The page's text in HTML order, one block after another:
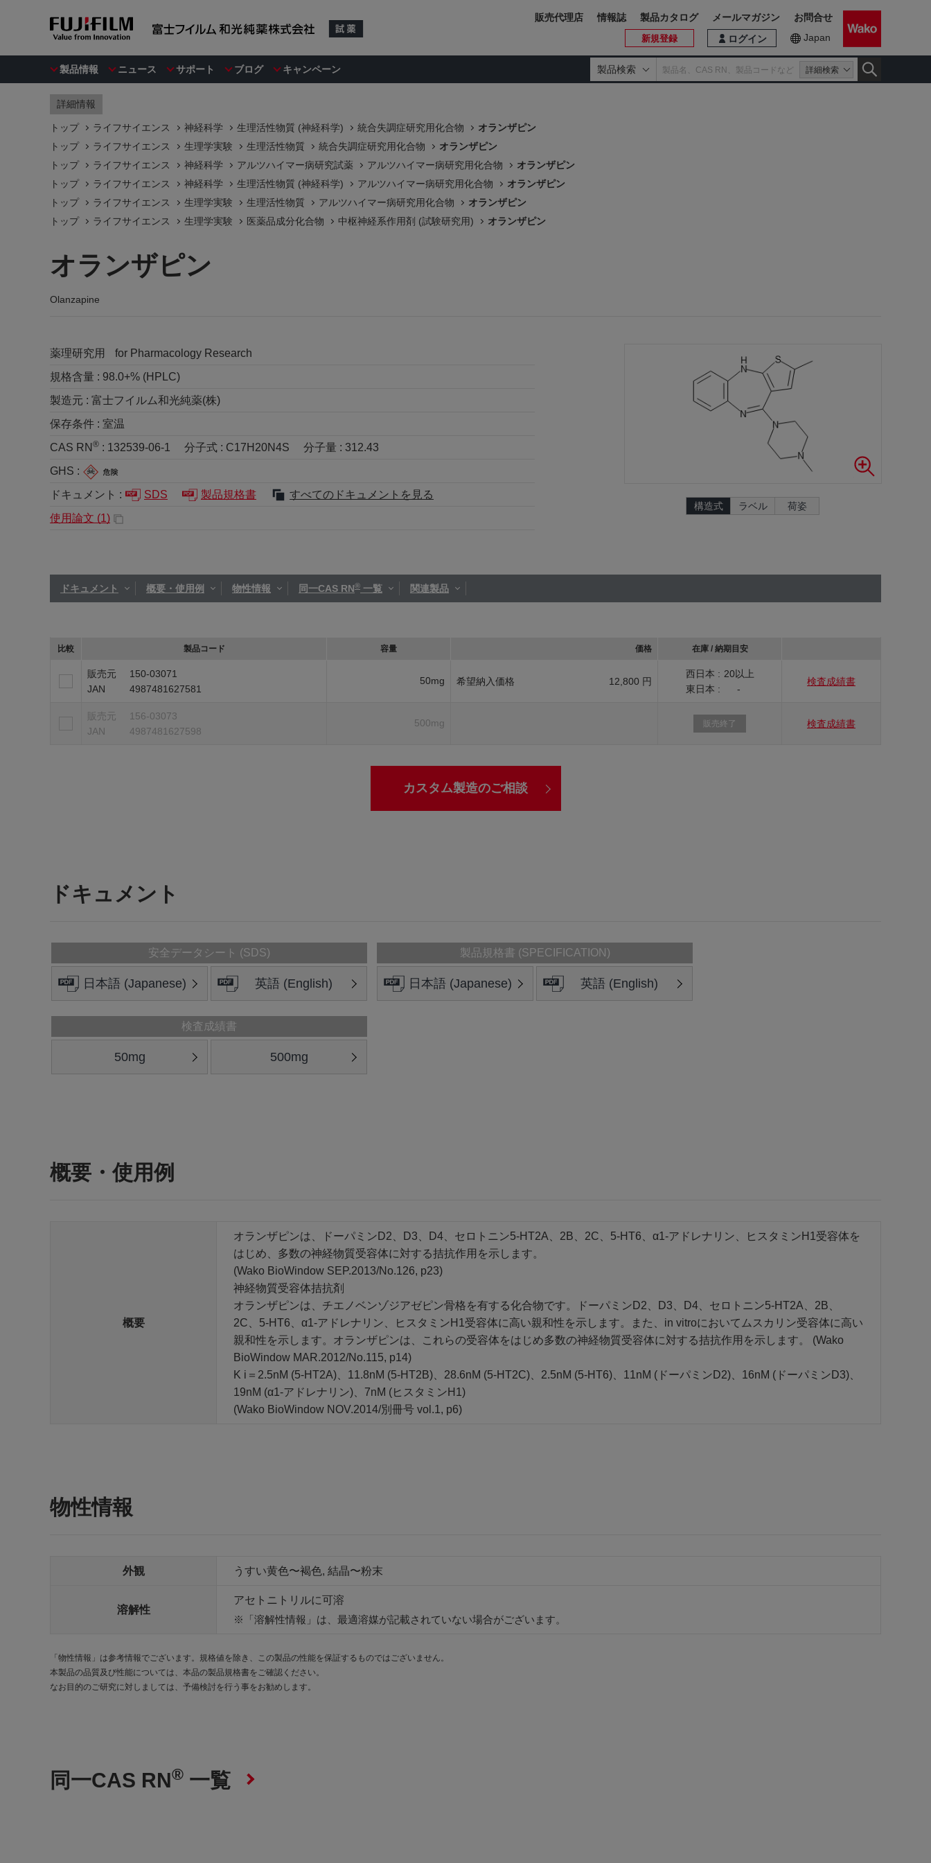
製品情報 ニュース サポート ブログ キャンペーン 製品検索 詳細検索
ログイン
新規登録 Japan
販売代理店 情報誌 製品カタログ メールマガジン お問合せ
詳細情報
トップ ライフサイエンス 神経科学 生理活性物質 (神経科学) 統合失調症研究用化合物
オランザピン
トップ
ライフサイエンス 生理学実験 生理活性物質 統合失調症研究用化合物
オランザピン
トップ
ライフサイエンス 神経科学 アルツハイマー病研究試薬 アルツハイマー病研究用化合物
オランザピン
トップ
ライフサイエンス 神経科学 生理活性物質 (神経科学) アルツハイマー病研究用化合物
オランザピン
トップ
ライフサイエンス 生理学実験 生理活性物質 アルツハイマー病研究用化合物
オランザピン
トップ
ライフサイエンス 生理学実験 医薬品成分化合物 中枢神経系作用剤 (試験研究用) オランザピン
オランザピン
Olanzapine
薬理研究用
for Pharmacology Research
規格含量 : 98.0+% (HPLC)
製造元 : 富士フイルム和光純薬(株)
保存条件 : 室温
CAS RN ® : 132539-06-1 分子式 : C17H20N4S 分子量 : 312.43
GHS :
ドキュメント :
SDS 製品規格書
すべてのドキュメントを見る
使用論文 (1)
構造式 ラベル 荷姿
ドキュメント 概要・使用例 物性情報 同一CAS RN® 一覧 関連製品
比較 製品コード 容量 価格 在庫 / 納期目安
販売元
150-03071
JAN
4987481627581
50mg 希望納入価格 12,800 円
西日本 : 20以上
東日本 :
-
検査成績書
販売元
156-03073
JAN
4987481627598
500mg 販売終了 検査成績書
カスタム製造のご相談
ドキュメント
安全データシート (SDS)
日本語 (Japanese) 英語 (English)
製品規格書 (SPECIFICATION)
日本語 (Japanese) 英語 (English)
検査成績書
50mg 500mg
概要・使用例
概要
オランザピンは、ドーパミンD2、D3、D4、セロトニン5-HT2A、2B、2C、5-HT6、α1-アドレナリン、ヒスタミンH1受容体を
はじめ、多数の神経物質受容体に対する拮抗作用を示します。
(Wako BioWindow SEP.2013/No.126, p23)
神経物質受容体拮抗剤
オランザピンは、チエノベンゾジアゼピン骨格を有する化合物です。ドーパミンD2、D3、D4、セロトニン5-HT2A、2B、
2C、5-HT6、α1-アドレナリン、ヒスタミンH1受容体に高い親和性を示します。また、in vitroにおいてムスカリン受容体に高い
親和性を示します。オランザピンは、これらの受容体をはじめ多数の神経物質受容体に対する拮抗作用を示します。 (Wako
BioWindow MAR.2012/No.115, p14)
K i＝2.5nM (5-HT2A)、11.8nM (5-HT2B)、28.6nM (5-HT2C)、2.5nM (5-HT6)、11nM (ドーパミンD2)、16nM (ドーパミンD3)、
19nM (α1-アドレナリン)、7nM (ヒスタミンH1)
(Wako BioWindow NOV.2014/別冊号 vol.1, p6)
物性情報
外観 うすい黄色〜褐色, 結晶〜粉末
溶解性
アセトニトリルに可溶
「溶解性情報」は、最適溶媒が記載されていない場合がございます。
「物性情報」は参考情報でございます。規格値を除き、この製品の性能を保証するものではございません。
本製品の品質及び性能については、本品の製品規格書をご確認ください。
なお目的のご研究に対しましては、予備検討を行う事をお勧めします。
同一CAS RN® 一覧